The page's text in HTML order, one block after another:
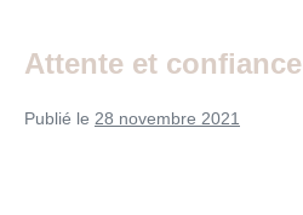
Attente et confiance
Publié le 28 novembre 2021